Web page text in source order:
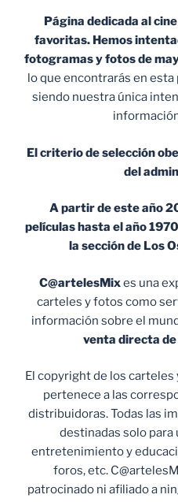
Página dedicada al
favoritas. Hemos
fotogramas y fotos de
lo que encontrarás en
siendo nuestra única
El criterio de selección
del
A partir de este año
películas hasta el año
la sección de Los
C@artelesMixes una
carteles y fotos como
información sobre el
venta directa
El copyright de los
pertenece a las
distribuidoras. Todas las
destinadas solo para
entretenimiento y
foros, etc.
patrocinado ni afiliado a